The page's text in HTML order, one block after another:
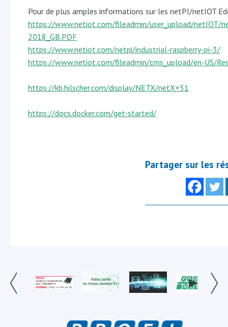
Pour de plus amples informations sur les netPI/netIOT
https://www.netiot.com/fileadmin/user_upload/netIOT/
2018_GB.PDF
https://www.netiot.com/netpi/industrial-raspberry-pi-3/
https://www.netiot.com/fileadmin/cms_upload/en-US/
https://kb.hilscher.com/display/NETX/netX+51
https://docs.docker.com/get-started/
Partager sur les